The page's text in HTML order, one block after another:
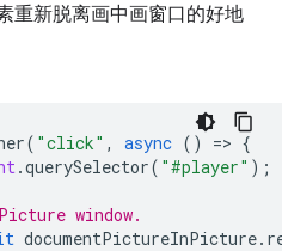
重新脱离画中画窗口的好地
( "click" , async () => {
.querySelector( "#player" );
window.
documentPictureInPicture.